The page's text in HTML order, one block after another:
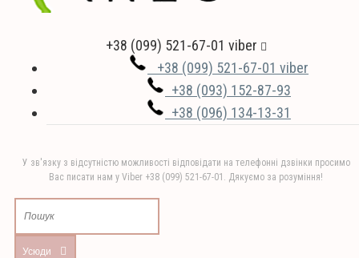
+38 (099) 521-67-01 viber
+38 (099) 521-67-01 viber
+38 (093) 152-87-93
+38 (096) 134-13-31
У зв'язку з відсутністю можливості відповідати на телефонні дзвінки просимо
Вас писати нам у Viber +38 (099) 521-67-01. Дякуємо за розуміння!
Усюди